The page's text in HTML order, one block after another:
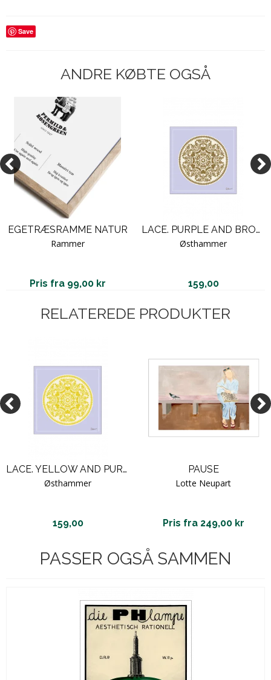
Save
ANDRE KØBTE OGSÅ
EGETRÆSRAMME NATUR
Rammer
Pris fra 99,00 kr
LACE. PURPLE AND BROWN
Østhammer
159,00
RELATEREDE PRODUKTER
LACE. YELLOW AND PURPLE
Østhammer
159,00
PAUSE
Lotte Neupart
Pris fra 249,00 kr
PASSER OGSÅ SAMMEN